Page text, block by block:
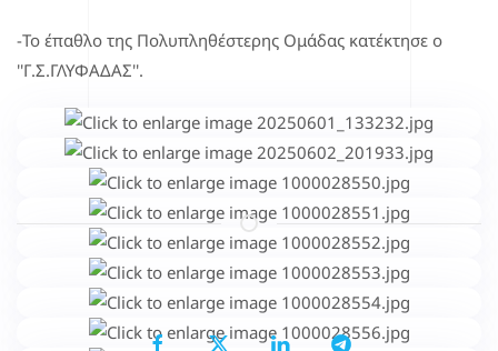
-Το έπαθλο της Πολυπληθέστερης Ομάδας κατέκτησε ο
''Γ.Σ.ΓΛΥΦΑΔΑΣ''.